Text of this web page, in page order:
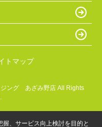
トマップ
ジング あざみ野店 All Rights
、サービス向上検討を目的と